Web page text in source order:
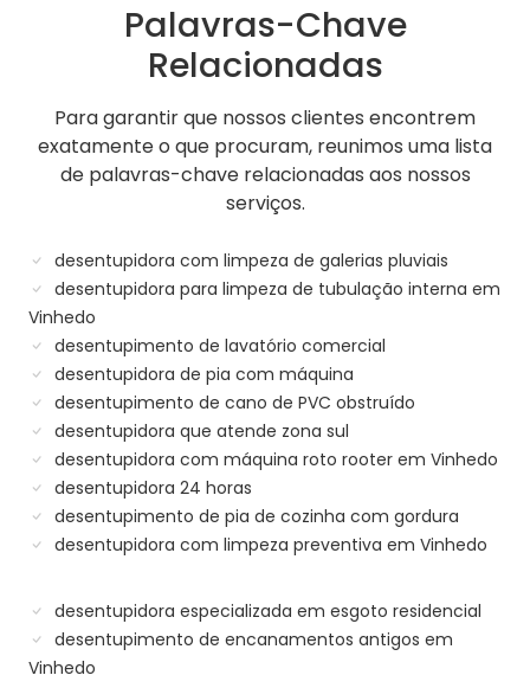
Palavras-Chave
Relacionadas
Para garantir que nossos clientes encontrem
exatamente o que procuram, reunimos uma lista
de palavras-chave relacionadas aos nossos
serviços.
desentupidora com limpeza de galerias pluviais
desentupidora para limpeza de tubulação interna em
Vinhedo
desentupimento de lavatório comercial
desentupidora de pia com máquina
desentupimento de cano de PVC obstruído
desentupidora que atende zona sul
desentupidora com máquina roto rooter em Vinhedo
desentupidora 24 horas
desentupimento de pia de cozinha com gordura
desentupidora com limpeza preventiva em Vinhedo
desentupidora especializada em esgoto residencial
desentupimento de encanamentos antigos em
Vinhedo